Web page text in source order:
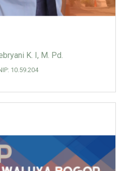
K. I, M. Pd.
10.59.204